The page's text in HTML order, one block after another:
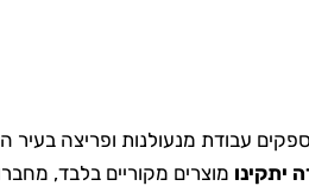
יתקינו מוצרים מקוריים בלבד,